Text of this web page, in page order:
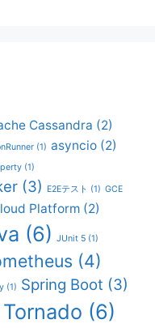
Cassandra (2)
(1) asyncio (2)
(1)
(3) E2Eテスト (1) GCE
Platform (2)
(6) JUnit 5 (1)
(4)
(1) Spring Boot (3)
Tornado (6)